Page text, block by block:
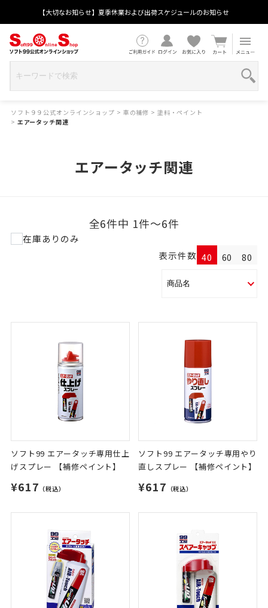
【大切なお知らせ】夏季休業および出荷スケジュールのお知らせ
ソフト９９公式オンラインショップ > 車の補修 > 塗料・ペイント
> エアータッチ関連
エアータッチ関連
全6件中 1件～6件
在庫ありのみ
表示件数 40 60 80
ソフト99 エアータッチ専用仕上
げスプレー 【補修ペイント】
¥617 （税込）
ソフト99 エアータッチ専用やり
直しスプレー 【補修ペイント】
¥617 （税込）